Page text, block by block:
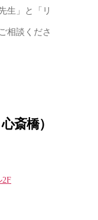
生」と「リ
相談くださ
斎橋）
2F